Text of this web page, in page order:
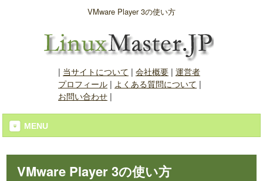
VMware Player 3の使い方
| 当サイトについて | 会社概要| 運営者
プロフィール| よくある質問について |
お問い合わせ|
MENU
VMware Player 3の使い方